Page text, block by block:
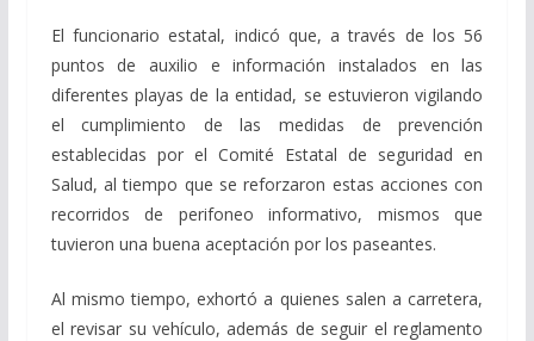
El funcionario estatal, indicó que, a través de los 56
puntos de auxilio e información instalados en las
diferentes playas de la entidad, se estuvieron vigilando
el cumplimiento de las medidas de prevención
establecidas por el Comité Estatal de seguridad en
Salud, al tiempo que se reforzaron estas acciones con
recorridos de perifoneo informativo, mismos que
tuvieron una buena aceptación por los paseantes.
Al mismo tiempo, exhortó a quienes salen a carretera,
el revisar su vehículo, además de seguir el reglamento